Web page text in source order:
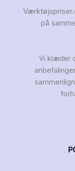
på
Vi klæder